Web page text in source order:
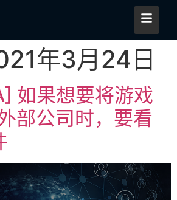
年3月24日
如果想要将游戏
部公司时，要看